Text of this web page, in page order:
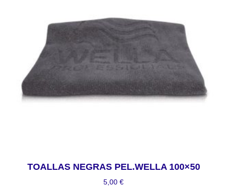
TOALLAS NEGRAS PEL.WELLA 100×50
5,00 €